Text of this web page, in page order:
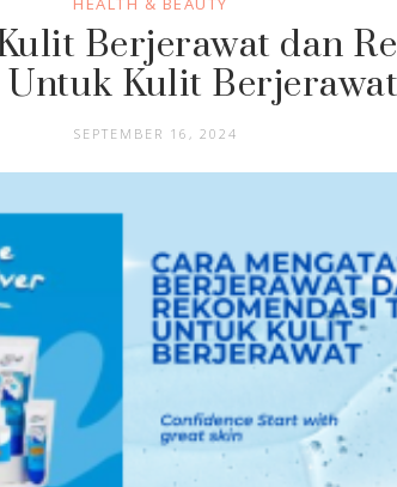
Berjerawat dan
Untuk Kulit Berjerawat
SEPTEMBER 16, 2024